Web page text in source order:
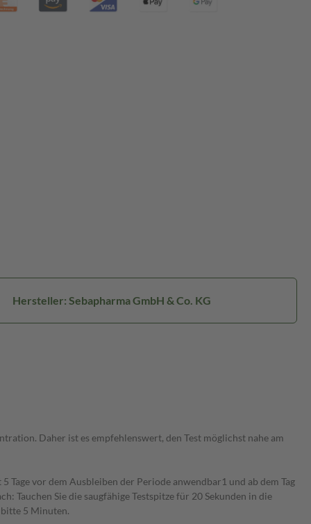
Hersteller: Sebapharma GmbH & Co. KG
Daher ist es empfehlenswert, den Test möglichst nahe am
vor dem Ausbleiben der Periode anwendbar1 und ab dem Tag
Tauchen Sie die saugfähige Testspitze für 20 Sekunden in die
bitte 5 Minuten.